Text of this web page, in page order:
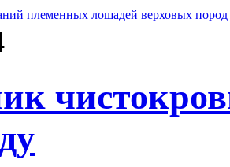
племенных лошадей верховых